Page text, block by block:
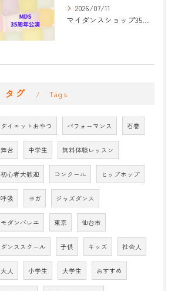
2026/07/11
マイダンスショップ35周年記念公演 振付開始
タグ Tags
ダイエットおやつ パフォーマンス 石巻
舞台 中学生 無料体験レッスン
初心者大歓迎 コンクール ヒップホップ
呼吸 ヨガ ジャズダンス
モダンバレエ 東京 仙台市
ダンススクール 子供 キッズ 社会人
大人 小学生 大学生 おすすめ